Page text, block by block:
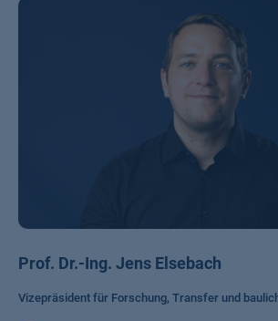
Prof. Dr.-Ing. Jens Elsebach
Vizepräsident für Forschung, Transfer und